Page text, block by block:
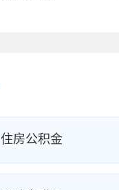
住房公积金